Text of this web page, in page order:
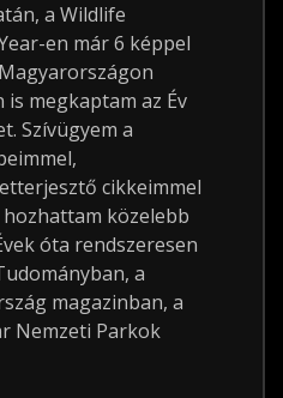
a Wildlife
en már 6 képpel
is megkaptam az Év
Szívügyem a
cikkeimmel
közelebb
óta rendszeresen
a
magazinban, a
Nemzeti Parkok